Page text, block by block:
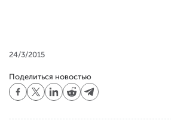
24/3/2015
Поделиться новостью